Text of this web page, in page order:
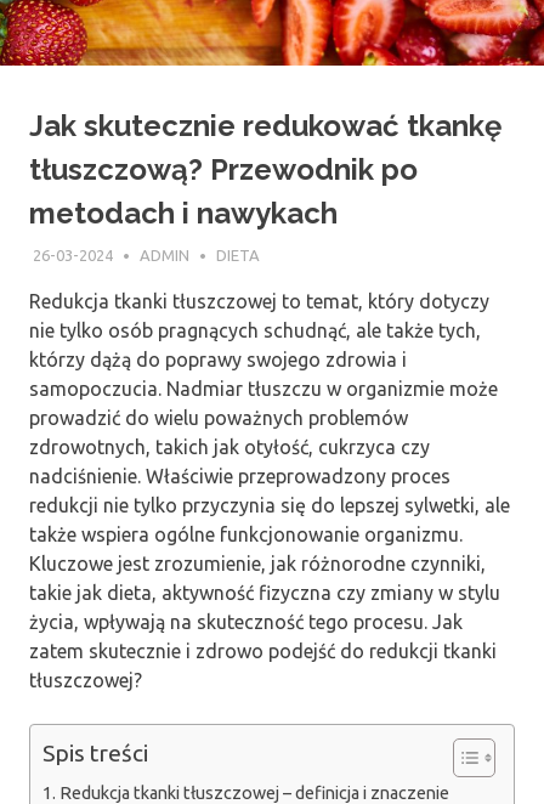
Jak skutecznie redukować tkankę
tłuszczową? Przewodnik po
metodach i nawykach
26-03-2024 ADMIN DIETA
Redukcja tkanki tłuszczowej to temat, który dotyczy
nie tylko osób pragnących schudnąć, ale także tych,
którzy dążą do poprawy swojego zdrowia i
samopoczucia. Nadmiar tłuszczu w organizmie może
prowadzić do wielu poważnych problemów
zdrowotnych, takich jak otyłość, cukrzyca czy
nadciśnienie. Właściwie przeprowadzony proces
redukcji nie tylko przyczynia się do lepszej sylwetki, ale
także wspiera ogólne funkcjonowanie organizmu.
Kluczowe jest zrozumienie, jak różnorodne czynniki,
takie jak dieta, aktywność fizyczna czy zmiany w stylu
życia, wpływają na skuteczność tego procesu. Jak
zatem skutecznie i zdrowo podejść do redukcji tkanki
tłuszczowej?
Spis treści
Redukcja tkanki tłuszczowej – definicja i znaczenie